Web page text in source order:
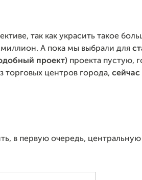
так как украсить такое
А пока мы выбрали для
проект) проекта пустую,
торговых центров города, сейчас
в первую очередь, центральную